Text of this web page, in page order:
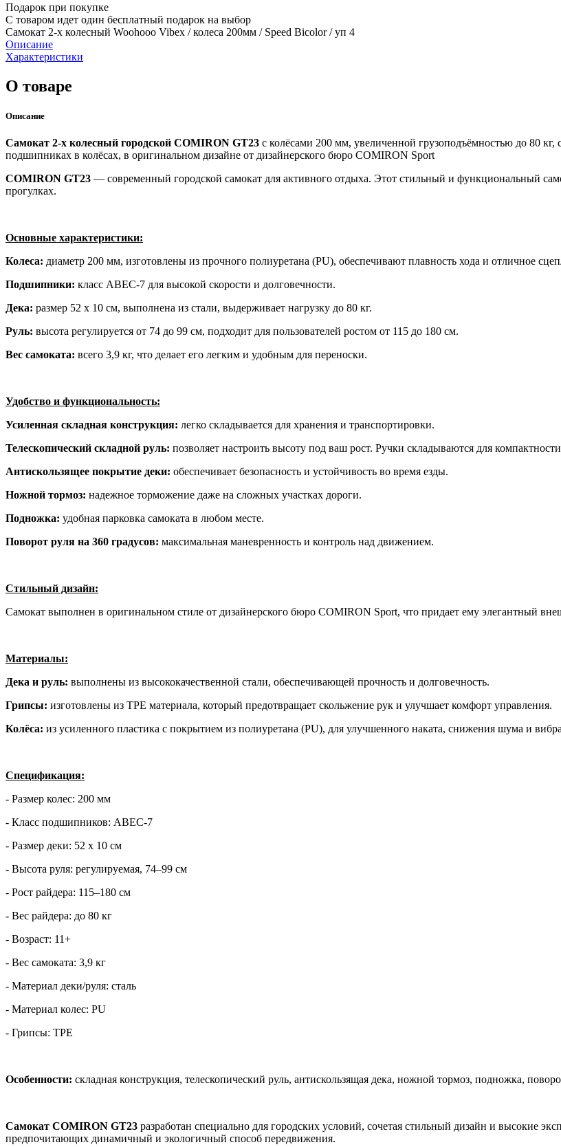
Подарок при покупке
С товаром идет один бесплатный подарок на выбор
Самокат 2-х колесный Woohooo Vibex / колеса 200мм / Speed Bicolor / уп 4
Описание
Характеристики
О товаре
Описание
Самокат 2-х колесный городской COMIRON GT23 с колёсами 200 мм, увеличенной грузоподъёмностью до 80
подшипниках в колёсах, в оригинальном дизайне от дизайнерского бюро COMIRON Sport
COMIRON GT23 — современный городской самокат для активного отдыха. Этот стильный и функциональный
прогулках.
Основные характеристики:
Колеса: диаметр 200 мм, изготовлены из прочного полиуретана (PU), обеспечивают плавность хода и отличное
Подшипники: класс ABEC-7 для высокой скорости и долговечности.
Дека: размер 52 х 10 см, выполнена из стали, выдерживает нагрузку до 80 кг.
Руль: высота регулируется от 74 до 99 см, подходит для пользователей ростом от 115 до 180 см.
Вес самоката: всего 3,9 кг, что делает его легким и удобным для переноски.
Удобство и функциональность:
Усиленная складная конструкция: легко складывается для хранения и транспортировки.
Телескопический складной руль: позволяет настроить высоту под ваш рост. Ручки складываются для
Антискользящее покрытие деки: обеспечивает безопасность и устойчивость во время езды.
Ножной тормоз: надежное торможение даже на сложных участках дороги.
Подножка: удобная парковка самоката в любом месте.
Поворот руля на 360 градусов: максимальная маневренность и контроль над движением.
Стильный дизайн:
Самокат выполнен в оригинальном стиле от дизайнерского бюро COMIRON Sport, что придает ему элегантный
Материалы:
Дека и руль: выполнены из высококачественной стали, обеспечивающей прочность и долговечность.
Грипсы: изготовлены из TPE материала, который предотвращает скольжение рук и улучшает комфорт управления.
Колёса: из усиленного пластика с покрытием из полиуретана (PU), для улучшенного наката, снижения шума и
Спецификация:
- Размер колес: 200 мм
- Класс подшипников: ABEC-7
- Размер деки: 52 х 10 см
- Высота руля: регулируемая, 74–99 см
- Рост райдера: 115–180 см
- Вес райдера: до 80 кг
- Возраст: 11+
- Вес самоката: 3,9 кг
- Материал деки/руля: сталь
- Материал колес: PU
- Грипсы: TPE
Особенности: складная конструкция, телескопический руль, антискользящая дека, ножной тормоз, подножка,
Самокат COMIRON GT23 разработан специально для городских условий, сочетая стильный дизайн и высокие
предпочитающих динамичный и экологичный способ передвижения.